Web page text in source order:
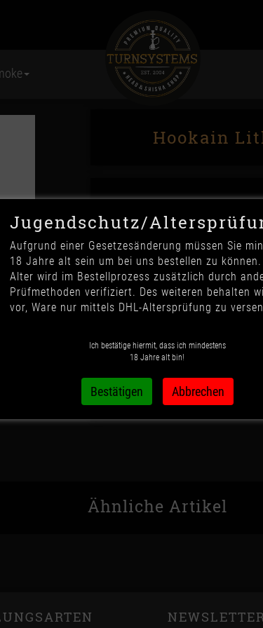
Hookain
22,90 € *
Wunschzettel
Ähnliche Artikel
NEWSLETTER
Jugendschutz/
Aufgrund einer Gesetzesänderung müssen Sie
18 Jahre alt sein um bei uns bestellen zu
Alter wird im Bestellprozess zusätzlich durch
Prüfmethoden verifiziert. Des weiteren behalten
vor, Ware nur mittels DHL-Altersprüfung zu
Ich bestätige hiermit, dass ich mindestens
18 Jahre alt bin!